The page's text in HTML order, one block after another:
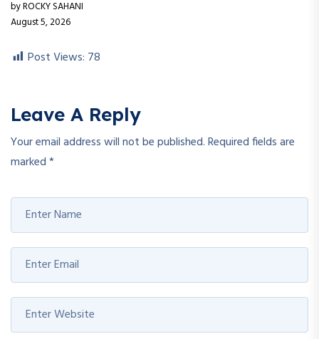
Leave A Reply
marked*